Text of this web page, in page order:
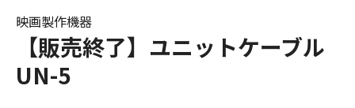
【販売終了】ユニットケーブル
UN-5
映画製作機器